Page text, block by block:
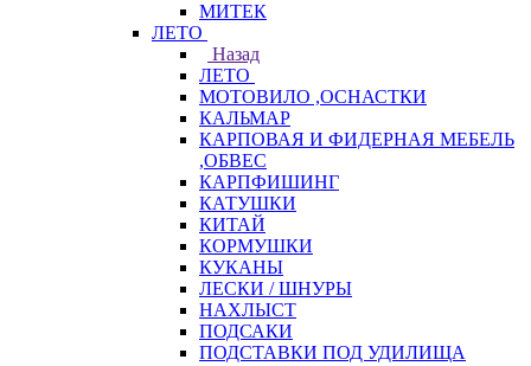
МИТЕК
ЛЕТО
Назад
ЛЕТО
МОТОВИЛО ,ОСНАСТКИ
КАЛЬМАР
КАРПОВАЯ И ФИДЕРНАЯ МЕБЕЛЬ
,ОБВЕС
КАРПФИШИНГ
КАТУШКИ
КИТАЙ
КОРМУШКИ
КУКАНЫ
ЛЕСКИ / ШНУРЫ
НАХЛЫСТ
ПОДСАКИ
ПОДСТАВКИ ПОД УДИЛИЩА